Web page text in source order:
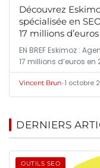
Découvrez
spécialisée en
17 millions d’euros
EN BREF Eskimoz :
17 millions d’euros en
Vincent Brun•1 octobre
DERNIERS
OUTILS SEO